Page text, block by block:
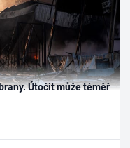
Útočit může téměř